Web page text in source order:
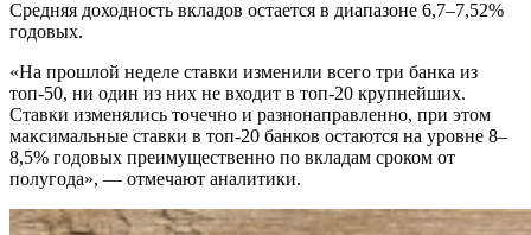
Средняя доходность вкладов остается в диапазоне 6,7–7,52%
годовых.
«На прошлой неделе ставки изменили всего три банка из
топ-50, ни один из них не входит в топ-20 крупнейших.
Ставки изменялись точечно и разнонаправленно, при этом
максимальные ставки в топ-20 банков остаются на уровне 8–
8,5% годовых преимущественно по вкладам сроком от
полугода», — отмечают аналитики.